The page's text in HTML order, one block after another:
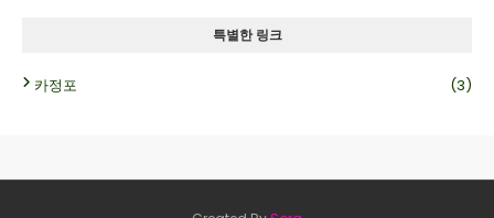
특별한 링크
카정포 (3)